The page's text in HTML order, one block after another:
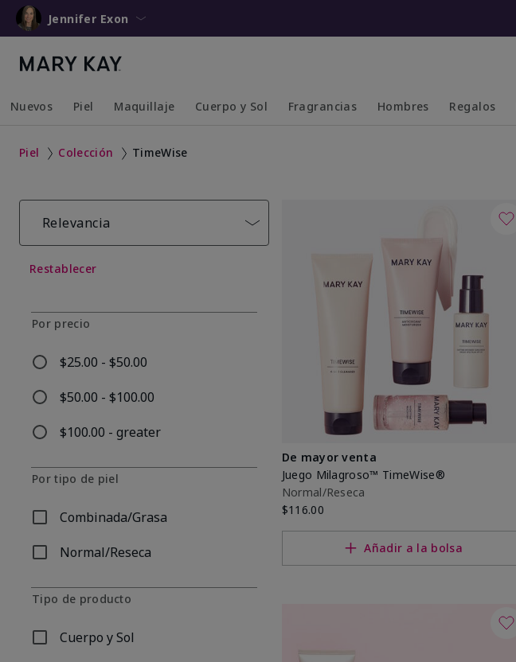
Jennifer Exon
Nuevos Piel Maquillaje Cuerpo y Sol Fragrancias Hombres Regalos
Piel Colección TimeWise
Relevancia
Restablecer
Por precio
$25.00 - $50.00
Refinar por Por precio: $25.00 - $50.00
$50.00 - $100.00
Refinar por Por precio: $50.00 - $100.00
$100.00 - greater
Refinar por Por precio: $100.00 - greater
Por tipo de piel
Combinada/Grasa
Refinar por Por tipo de piel: Combinada/Grasa
Normal/Reseca
Refinar por Por tipo de piel: Normal/Reseca
Tipo de producto
Cuerpo y Sol
Refinar por Tipo de producto: Cuerpo y Sol
De mayor venta
Juego Milagroso™ TimeWise®
Normal/Reseca
$116.00
Añadir a la bolsa